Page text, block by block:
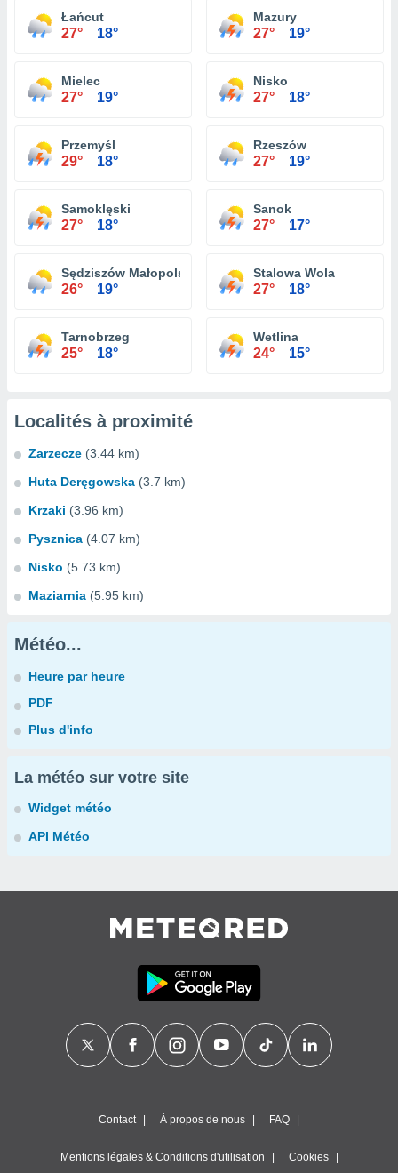
Łańcut
27° 18°
Mazury
27° 19°
Mielec
27° 19°
Nisko
27° 18°
Przemyśl
29° 18°
Rzeszów
27° 19°
Samoklęski
27° 18°
Sanok
27° 17°
Sędziszów Małopolski
26° 19°
Stalowa Wola
27° 18°
Tarnobrzeg
25° 18°
Wetlina
24° 15°
Localités à proximité
Zarzecze (3.44 km)
Huta Deręgowska (3.7 km)
Krzaki (3.96 km)
Pysznica (4.07 km)
Nisko (5.73 km)
Maziarnia (5.95 km)
Météo...
Heure par heure
PDF
Plus d'info
La météo sur votre site
Widget météo
API Météo
Contact À propos de nous FAQ
Mentions légales & Conditions d'utilisation Cookies